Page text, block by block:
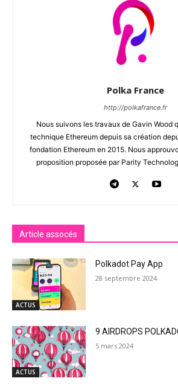
Polka France
http://polkafrance.fr
Nous suivons les travaux de Gavin Wood
technique Ethereum depuis sa création
fondation Ethereum en 2015. Nous
proposition proposée par Parity
Article assocés
ACTUS
Polkadot Pay App
28 septembre 2024
ACTUS
9 AIRDROPS
5 mars 2024